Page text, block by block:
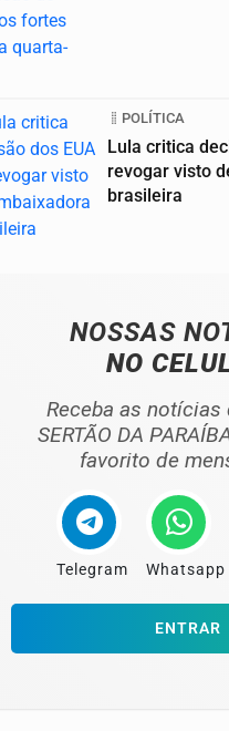
POLÍTICA
Lula critica
revogar visto
brasileira
NOSSAS
NO
Receba as notícias
SERTÃO DA
favorito de
Telegram Whatsapp
ENTRAR